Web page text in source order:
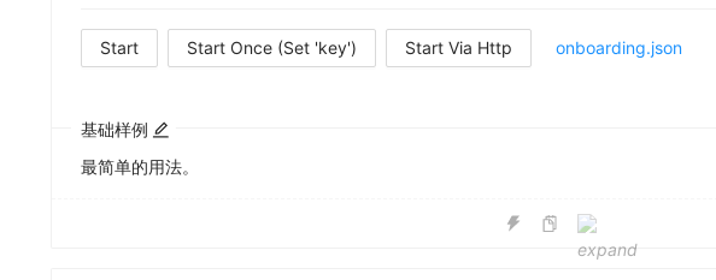
Start Start Once (Set 'key') Start Via Http onboarding.json
基础样例
最简单的用法。